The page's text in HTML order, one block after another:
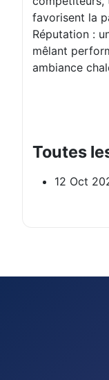
favorisent la
Réputation :
mêlant
ambiance
Toutes
12 Oct